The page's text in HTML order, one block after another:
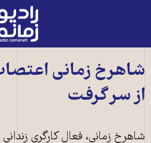
رادیو
زمانه
به شاهرخ زمانی
از سر گرفت
شاهرخ زمانی، فعال کارگری زندانی